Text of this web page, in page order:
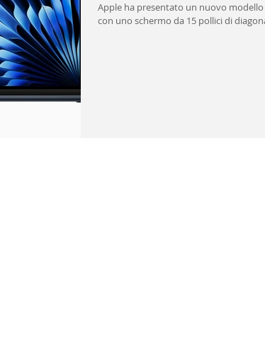
Apple ha presentato un nuovo
con uno schermo da 15 pollici di